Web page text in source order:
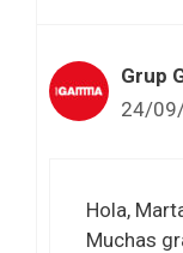
Grup
24/
Hola,
Muchas